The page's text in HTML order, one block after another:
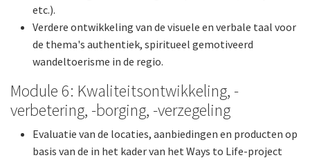
etc.).
Verdere ontwikkeling van de visuele en verbale taal voor
de thema's authentiek, spiritueel gemotiveerd
wandeltoerisme in de regio.
Module 6: Kwaliteitsontwikkeling, -
verbetering, -borging, -verzegeling
Evaluatie van de locaties, aanbiedingen en producten op
basis van de in het kader van het Ways to Life-project